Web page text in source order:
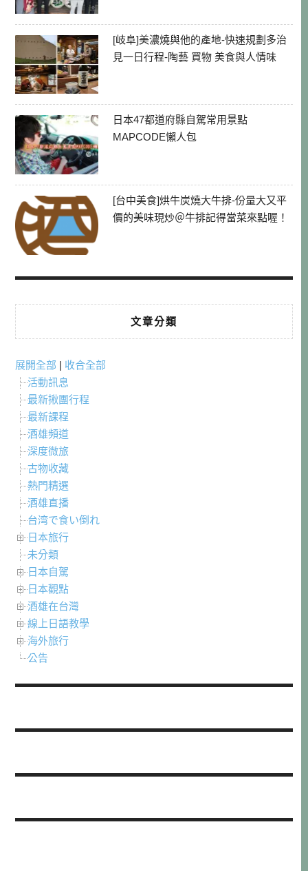
[岐阜]美濃燒與他的產地-快速規劃多治
見一日行程-陶藝 買物 美食與人情味
日本47都道府縣自駕常用景點
MAPCODE懶人包
[台中美食]烘牛炭燒大牛排-份量大又平
價的美味現炒＠牛排記得當菜來點喔！
文章分類
展開全部 | 收合全部
活動訊息
最新揪團行程
最新課程
酒雄頻道
深度微旅
古物收藏
熱門精選
酒雄直播
台湾で食い倒れ
日本旅行
未分類
日本自駕
日本觀點
酒雄在台灣
線上日語教學
海外旅行
公告